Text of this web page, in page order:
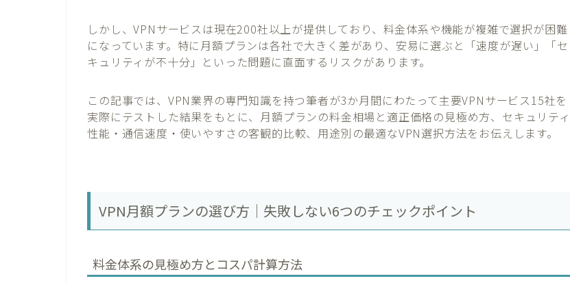
しかし、VPNサービスは現在200社以上が提供しており、料金体系や機能が複雑で選択が困難
になっています。特に月額プランは各社で大きく差があり、安易に選ぶと「速度が遅い」「セ
キュリティが不十分」といった問題に直面するリスクがあります。
この記事では、VPN業界の専門知識を持つ筆者が3か月間にわたって主要VPNサービス15社を
実際にテストした結果をもとに、月額プランの料金相場と適正価格の見極め方、セキュリティ
性能・通信速度・使いやすさの客観的比較、用途別の最適なVPN選択方法をお伝えします。
VPN月額プランの選び方｜失敗しない6つのチェックポイント
料金体系の見極め方とコスパ計算方法